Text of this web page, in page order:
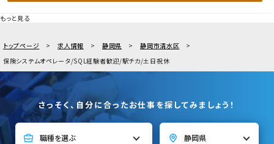
もっと見る
トップページ 求人情報 静岡県
静岡市清水区
保険システムオペレータ/SQL経験者歓迎/駅チカ/土日祝休
さっそく、自分に合ったお仕事を探してみましょう！